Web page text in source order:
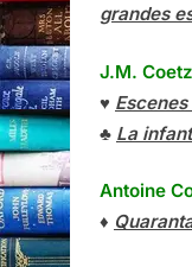
grandes
J.M.
♥
♣ La
Antoine
♦